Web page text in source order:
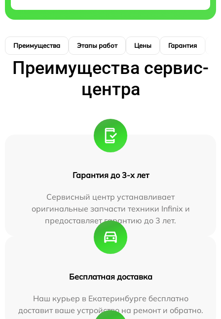
Преимущества Этапы работ Цены Гарантия
Преимущества сервис-
центра
Гарантия до 3-х лет
Сервисный центр устанавливает
оригинальные запчасти техники Infinix и
предоставляет гарантию до 3 лет.
Бесплатная доставка
Наш курьер в Екатеринбурге бесплатно
доставит ваше устройство на ремонт и обратно.